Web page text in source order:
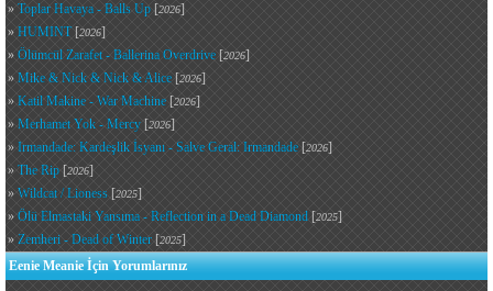
» Toplar Havaya - Balls Up [2026]
» HUMINT[2026]
» Ölümcül Zarafet - Ballerina Overdrive [2026]
» Mike & Nick & Nick & Alice [2026]
» Katil Makine - War Machine [2026]
» Merhamet Yok - Mercy [2026]
» Irmandade: Kardeşlik İsyanı - Salve Geral: Irmandade [2026]
» The Rip [2026]
» Wildcat / Lioness [2025]
» Ölü Elmastaki Yansıma - Reflection in a Dead Diamond [2025]
» Zemheri - Dead of Winter [2025]
Eenie Meanie İçin Yorumlarınız